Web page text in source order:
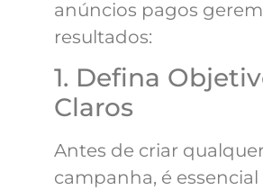
anúncios pagos gerem
resultados:
1. Defina
Claros
Antes de criar
campanha, é